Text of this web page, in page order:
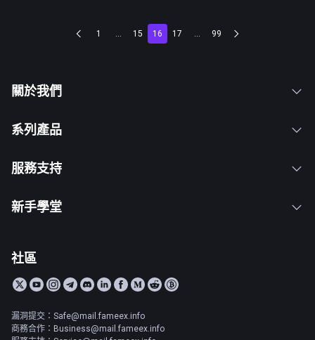
1 ... 15 16 17 ... 99
關於我們
系列產品
服務支持
新手學堂
社區
漏洞提交：Safe@mail.fameex.info
商務合作：Business@mail.fameex.info